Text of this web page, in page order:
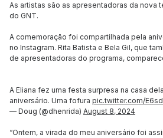
As artistas são as apresentadoras da nova
do GNT.
A comemoração foi compartilhada pela
no Instagram. Rita Batista e Bela Gil, que
de apresentadoras do programa,
A Eliana fez uma festa surpresa na casa
aniversário. Uma fofura pic.twitter.com/
— Doug (@dhenrida) August 8, 2024
“Ontem, a virada do meu aniversário foi